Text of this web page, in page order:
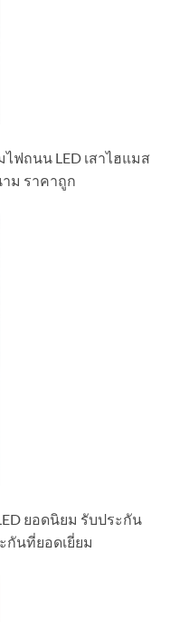
ฟถนน LED เสาไฮแมส
ม ราคาถูก
ยอดนิยม รับประกัน
กันที่ยอดเยี่ยม